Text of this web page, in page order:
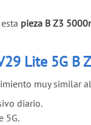
pieza B Z3
Lite 5G B
muy similar
diario.
5G.